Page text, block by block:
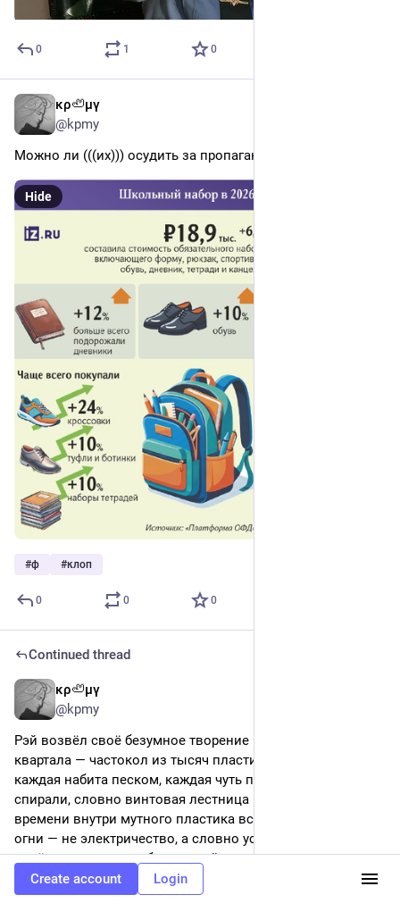
0 1 0
κρ🦥μγ
@kpmy
Можно ли (((их))) осудить за пропаганду чикенфри?
Hide
#ф #клоп
0 0 0
Continued thread
κρ🦥μγ
@kpmy
Рэй возвёл своё безумное творение посреди мёртвого
квартала — частокол из тысяч пластиковых бутылок,
каждая набита песком, каждая чуть повёрнута по
спирали, словно винтовая лестница в никуда. Время от
времени внутри мутного пластика вспыхивали бледные
огни — не электричество, а словно уставший свет
далёких галактик, заблудившийся и заснувший в
силикатных зёрнах. Между бутылками натянулись
тончайшие нити паутины, и ветра умирающего города
Create account Login